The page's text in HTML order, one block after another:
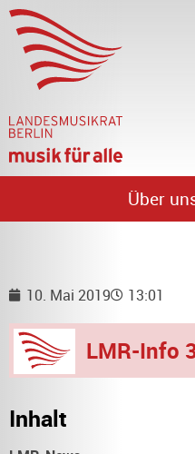
Über
10. Mai 2019 13:01
LMR-Info
Inhalt